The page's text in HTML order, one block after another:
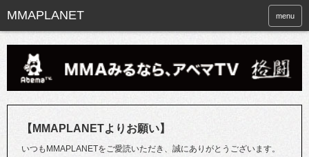
menu
【MMAPLANETよりお願い】
いつもMMAPLANETをご愛読いただき、誠にありがとうございます。